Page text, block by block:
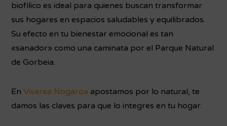
biofílico es ideal para quienes buscan transformar
sus hogares en espacios saludables y equilibrados.
Su efecto en tu bienestar emocional es tan
«sanador» como una caminata por el Parque Natural
de Gorbeia.
EnVivarea Nogaroa apostamos por lo natural, te
damos las claves para que lo integres en tu hogar.